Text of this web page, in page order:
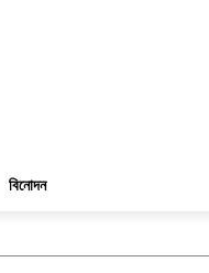
বিনোদন